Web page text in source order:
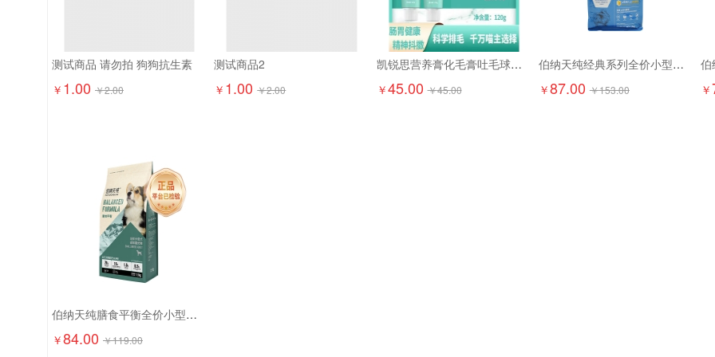
测试商品 请勿拍 狗狗抗生素
￥ 1.00 ￥2.00
测试商品2
￥ 1.00 ￥2.00
凯锐思营养膏化毛膏吐毛球调理120g
￥45.00 ￥45.00
伯纳天纯经典系列全价小型犬成年期犬粮1.5kg
￥87.00 ￥153.00 ￥
伯纳天纯膳食平衡全价小型犬成犬粮（含三文鱼配方）1.5kg
￥84.00 ￥119.00